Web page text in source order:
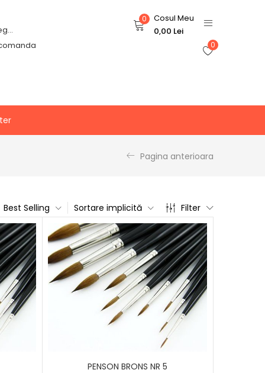
Login or Register
0
Cosul Meu
0,00 Lei
0
Pagina anterioara
Filter
Sortare implicită
Best Selling
PENSON BRONS NR 5